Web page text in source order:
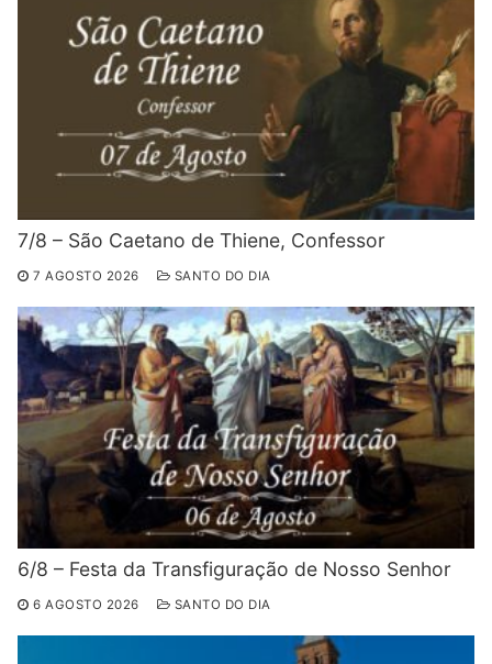
7/8 – São Caetano de Thiene, Confessor
7 AGOSTO 2026 SANTO DO DIA
6/8 – Festa da Transfiguração de Nosso Senhor
6 AGOSTO 2026 SANTO DO DIA